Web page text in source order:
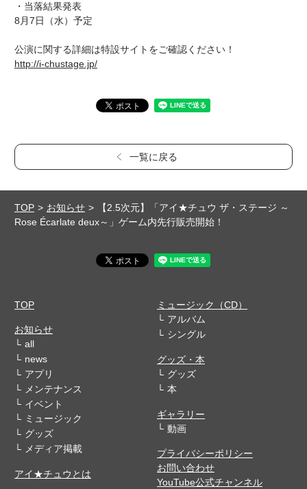
・当落結果発表
8月7日（水）予定
公演に関する詳細は特設サイトをご確認ください！
http://i-chustage.jp/
一覧に戻る
TOP お知らせ
【2.5次元】「アイ★チュウ ザ・ステージ ～
Rose Écarlate deux～」ゲーム内先行販売開始！
TOP
お知らせ
all
news
アプリ
メンテナンス
イベント
ミュージック
グッズ
メディア掲載
アイ★チュウとは
ミュージック（CD）
アルバム
シングル
グッズ・本
グッズ
本
ギャラリー
動画
プライバシーポリシー
お問い合わせ
YouTube公式チャンネル